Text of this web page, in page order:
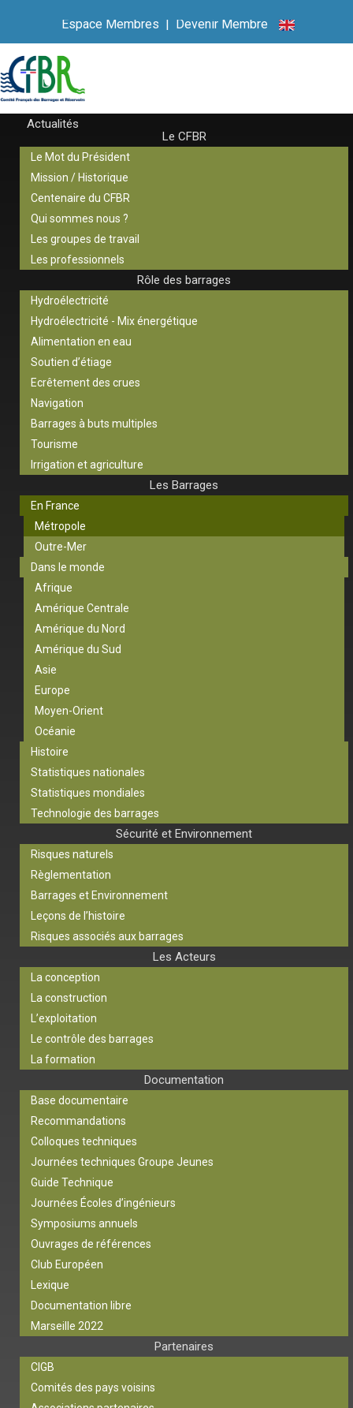
Espace Membres | Devenir Membre
Actualités
Le CFBR
Le Mot du Président
Mission / Historique
Centenaire du CFBR
Qui sommes nous ?
Les groupes de travail
Les professionnels
Rôle des barrages
Hydroélectricité
Hydroélectricité - Mix énergétique
Alimentation en eau
Soutien d’étiage
Ecrêtement des crues
Navigation
Barrages à buts multiples
Tourisme
Irrigation et agriculture
Les Barrages
En France
Métropole
Outre-Mer
Dans le monde
Afrique
Amérique Centrale
Amérique du Nord
Amérique du Sud
Asie
Europe
Moyen-Orient
Océanie
Histoire
Statistiques nationales
Statistiques mondiales
Technologie des barrages
Sécurité et Environnement
Risques naturels
Règlementation
Barrages et Environnement
Leçons de l’histoire
Risques associés aux barrages
Les Acteurs
La conception
La construction
L’exploitation
Le contrôle des barrages
La formation
Documentation
Base documentaire
Recommandations
Colloques techniques
Journées techniques Groupe Jeunes
Guide Technique
Journées Écoles d’ingénieurs
Symposiums annuels
Ouvrages de références
Club Européen
Lexique
Documentation libre
Marseille 2022
Partenaires
CIGB
Comités des pays voisins